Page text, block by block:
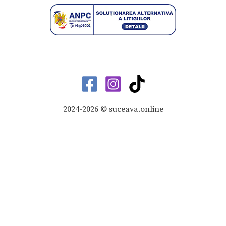
2024-2026 © suceava.online